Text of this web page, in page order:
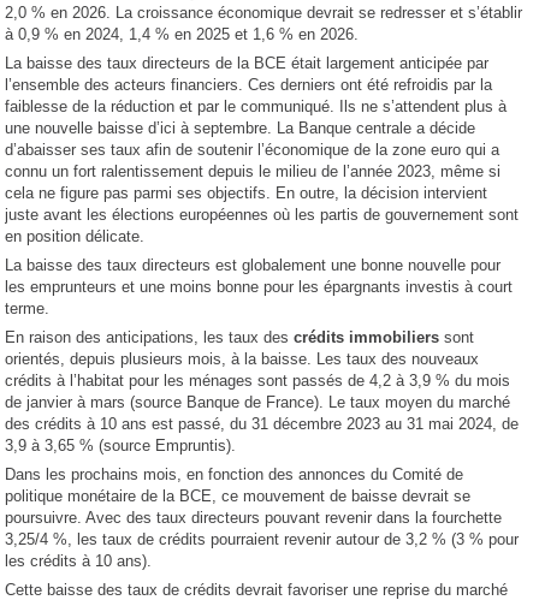
2,0 % en 2026. La croissance économique devrait se redresser et s’établir
à 0,9 % en 2024, 1,4 % en 2025 et 1,6 % en 2026.
La baisse des taux directeurs de la BCE était largement anticipée par
l’ensemble des acteurs financiers. Ces derniers ont été refroidis par la
faiblesse de la réduction et par le communiqué. Ils ne s’attendent plus à
une nouvelle baisse d’ici à septembre. La Banque centrale a décide
d’abaisser ses taux afin de soutenir l’économique de la zone euro qui a
connu un fort ralentissement depuis le milieu de l’année 2023, même si
cela ne figure pas parmi ses objectifs. En outre, la décision intervient
juste avant les élections européennes où les partis de gouvernement sont
en position délicate.
La baisse des taux directeurs est globalement une bonne nouvelle pour
les emprunteurs et une moins bonne pour les épargnants investis à court
terme.
En raison des anticipations, les taux descrédits immobiliers sont
orientés, depuis plusieurs mois, à la baisse. Les taux des nouveaux
crédits à l’habitat pour les ménages sont passés de 4,2 à 3,9 % du mois
de janvier à mars (source Banque de France). Le taux moyen du marché
des crédits à 10 ans est passé, du 31 décembre 2023 au 31 mai 2024, de
3,9 à 3,65 % (source Empruntis).
Dans les prochains mois, en fonction des annonces du Comité de
politique monétaire de la BCE, ce mouvement de baisse devrait se
poursuivre. Avec des taux directeurs pouvant revenir dans la fourchette
3,25/4 %, les taux de crédits pourraient revenir autour de 3,2 % (3 % pour
les crédits à 10 ans).
Cette baisse des taux de crédits devrait favoriser une reprise du marché